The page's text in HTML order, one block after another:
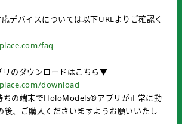
デバイスについては以下URLよりご確認く
faq
のダウンロードはこちら▼
download
ちの端末でHoloModels®︎アプリが正常に動
後、ご購入くださいますようお願いいたし